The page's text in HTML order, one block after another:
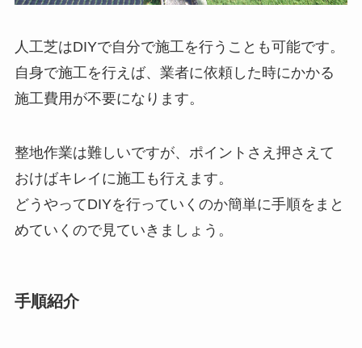
人工芝はDIYで自分で施工を行うことも可能です。
自身で施工を行えば、業者に依頼した時にかかる
施工費用が不要になります。
整地作業は難しいですが、ポイントさえ押さえて
おけばキレイに施工も行えます。
どうやってDIYを行っていくのか簡単に手順をまと
めていくので見ていきましょう。
手順紹介